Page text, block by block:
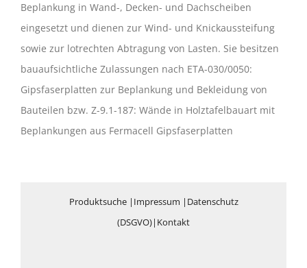
Beplankung in Wand-, Decken- und Dachscheiben
eingesetzt und die­nen zur Wind- und Knickaussteifung
sowie zur lotrechten Abtragung von Lasten. Sie besitzen
bauaufsichtliche Zulassungen nach ETA-030/0050:
Gipsfaserplatten zur Beplankung und Bekleidung von
Bauteilen bzw. Z-9.1-187: Wände in Holztafelbauart mit
Beplankungen aus Fermacell Gipsfaserplatten
Produktsuche| Impressum | Datenschutz
(DSGVO)| Kontakt